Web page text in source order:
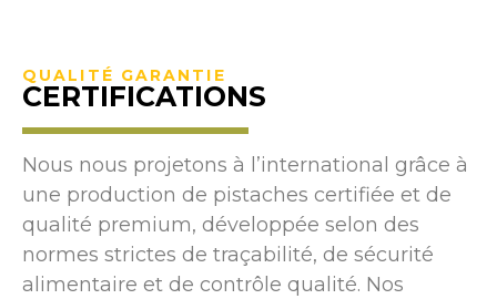
QUALITÉ GARANTIE
CERTIFICATIONS
Nous nous projetons à l’international grâce à
une production de pistaches certifiée et de
qualité premium, développée selon des
normes strictes de traçabilité, de sécurité
alimentaire et de contrôle qualité. Nos